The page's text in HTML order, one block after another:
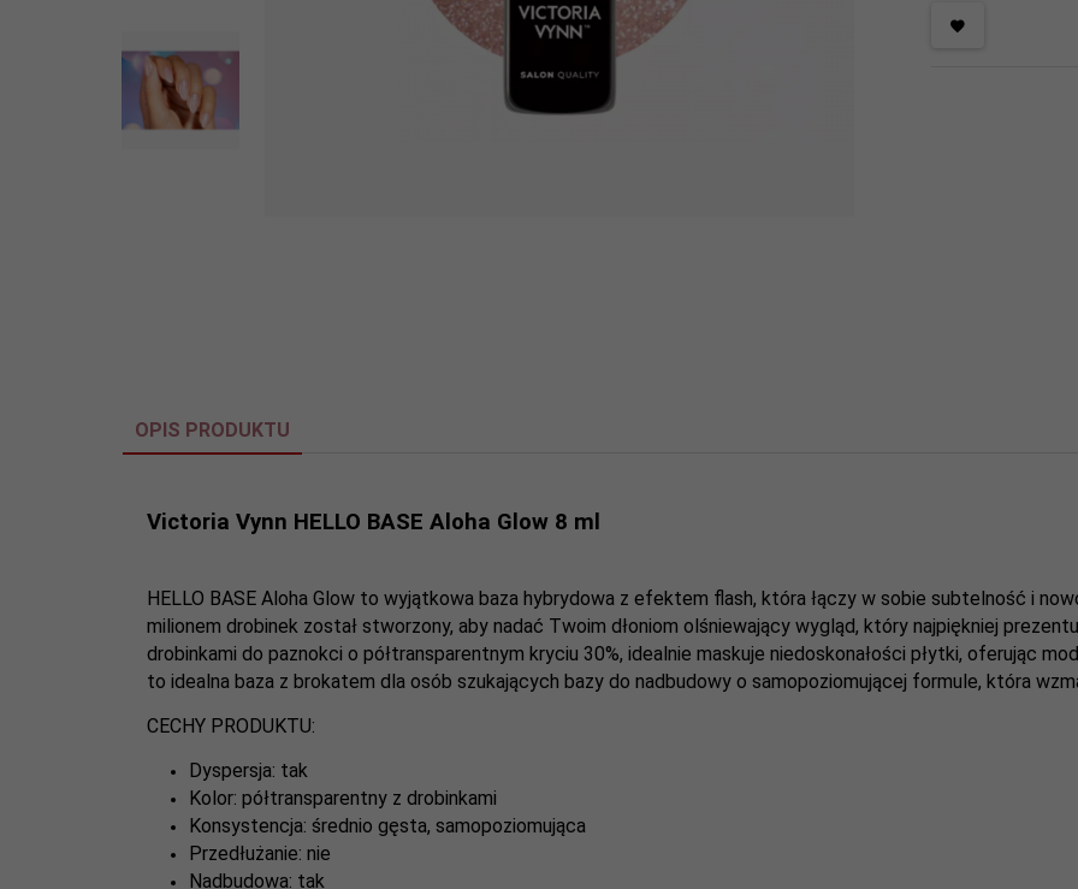
OPIS PRODUKTU
Victoria Vynn HELLO BASE Aloha Glow 8 ml
HELLO BASE Aloha Glow to wyjątkowa baza hybrydowa z efektem flash, która łączy w sobie subtelność i
milionem drobinek został stworzony, aby nadać Twoim dłoniom olśniewający wygląd, który najpiękniej
drobinkami do paznokci o półtransparentnym kryciu 30%, idealnie maskuje niedoskonałości płytki, oferując
to idealna baza z brokatem dla osób szukających bazy do nadbudowy o samopoziomującej formule, która
CECHY PRODUKTU:
Dyspersja: tak
Kolor: półtransparentny z drobinkami
Konsystencja: średnio gęsta, samopoziomująca
Przedłużanie: nie
Nadbudowa: tak